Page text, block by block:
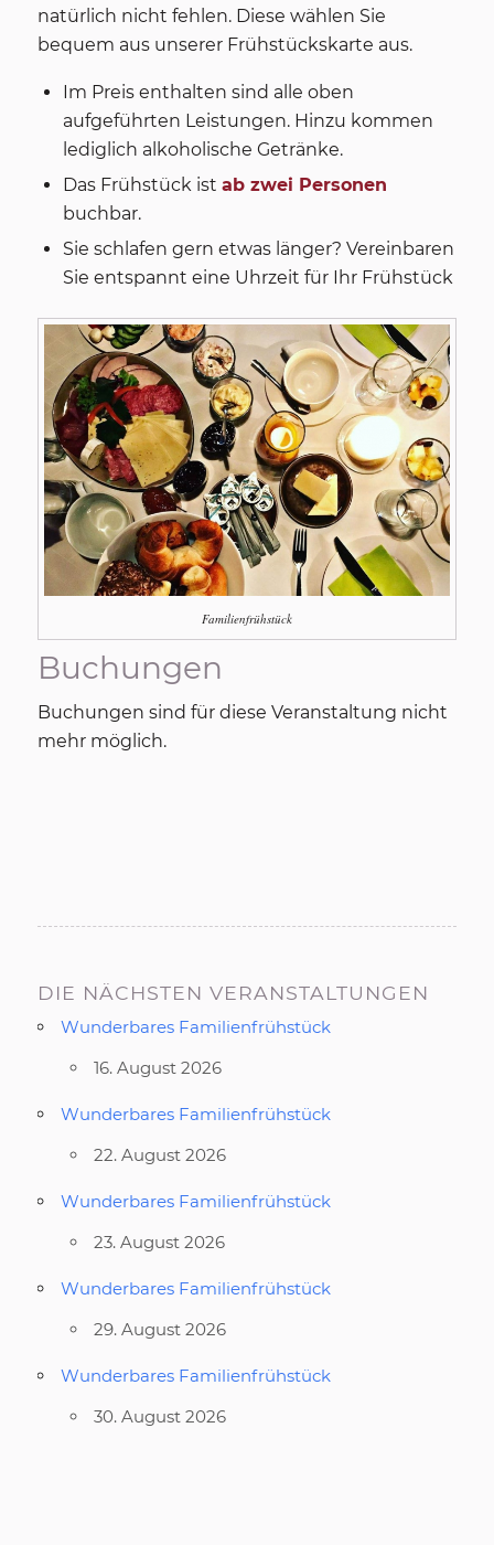
natürlich nicht fehlen. Diese wählen Sie
bequem aus unserer Frühstückskarte aus.
Im Preis enthalten sind alle oben
aufgeführten Leistungen. Hinzu kommen
lediglich alkoholische Getränke.
Das Frühstück ist ab zwei Personen
buchbar.
Sie schlafen gern etwas länger? Vereinbaren
Sie entspannt eine Uhrzeit für Ihr Frühstück
Familienfrühstück
Buchungen
Buchungen sind für diese Veranstaltung nicht
mehr möglich.
DIE NÄCHSTEN VERANSTALTUNGEN
Wunderbares Familienfrühstück
16. August 2026
Wunderbares Familienfrühstück
22. August 2026
Wunderbares Familienfrühstück
23. August 2026
Wunderbares Familienfrühstück
29. August 2026
Wunderbares Familienfrühstück
30. August 2026